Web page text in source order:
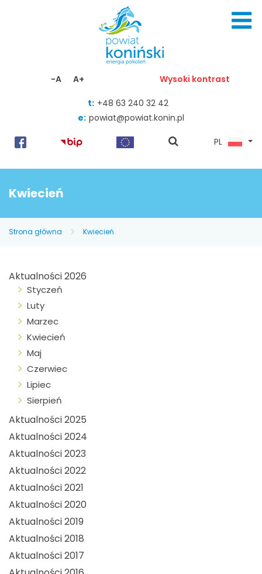
-A A+ Wysoki kontrast
t: +48 63 240 32 42
e: powiat@powiat.konin.pl
pokaż
PL
Kwiecień
Strona główna Kwiecień
Aktualności 2026
Styczeń
Luty
Marzec
Kwiecień
Maj
Czerwiec
Lipiec
Sierpień
Aktualności 2025
Aktualności 2024
Aktualności 2023
Aktualności 2022
Aktualności 2021
Aktualności 2020
Aktualności 2019
Aktualności 2018
Aktualności 2017